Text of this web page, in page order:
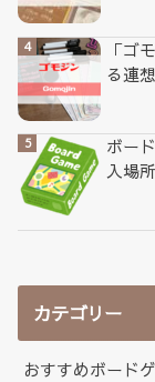
「ゴ
る連
ボー
入場
カテゴリー
おすすめボード